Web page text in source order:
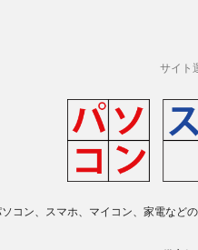
サイト
コン、スマホ、マイコン、家電など